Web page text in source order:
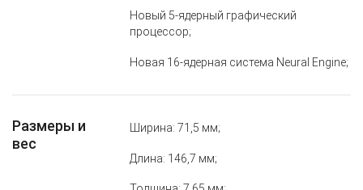
Новый 5‑ядерный графический
процессор;
Новая 16‑ядерная система Neural Engine;
Размеры и
вес
Ширина: 71,5 мм;
Длина: 146,7 мм;